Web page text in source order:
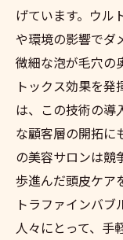
げています。ウル
や環境の影響でダ
微細な泡が毛穴の
トックス効果を
は、この技術の導
な顧客層の開拓に
の美容サロンは競
歩進んだ頭皮ケア
トラファインバ
人々にとって、手